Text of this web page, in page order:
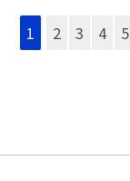
1 2 3 4 5